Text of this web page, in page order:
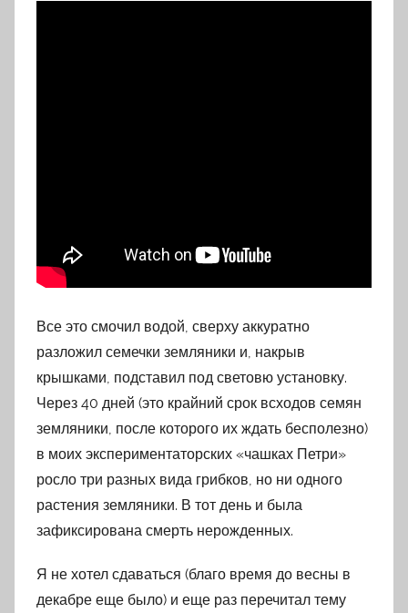
Все это смочил водой, сверху аккуратно
разложил семечки земляники и, накрыв
крышками, подставил под световю установку.
Через 40 дней (это крайний срок всходов семян
земляники, после которого их ждать бесполезно)
в моих экспериментаторских «чашках Петри»
росло три разных вида грибков, но ни одного
растения земляники. В тот день и была
зафиксирована смерть нерожденных.
Я не хотел сдаваться (благо время до весны в
декабре еще было) и еще раз перечитал тему